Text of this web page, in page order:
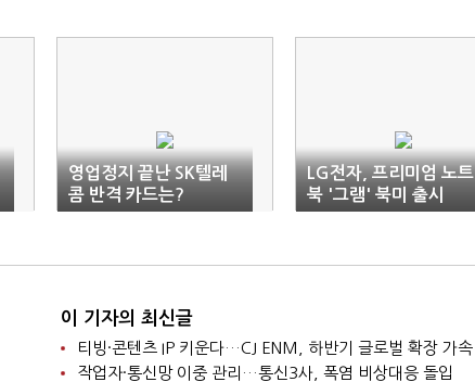
영업정지 끝난 SK텔레
콤 반격 카드는?
LG전자, 프리미엄 노트
북 '그램' 북미 출시
이 기자의 최신글
티빙·콘텐츠 IP 키운다…CJ ENM, 하반기 글로벌 확장 가속
작업자·통신망 이중 관리…통신3사, 폭염 비상대응 돌입